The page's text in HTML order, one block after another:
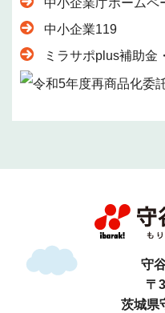
中小企業庁ホームペ
中小企業119
ミラサポplus補助金
守
〒
茨城県